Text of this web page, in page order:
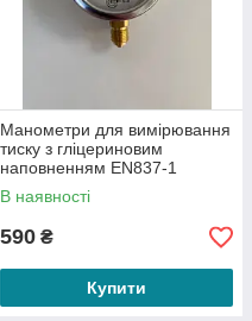
дилером
та постачає
європейським
Манометри для вимірювання
тиску з гліцериновим
наповненням EN837-1
(діаметр 63мм, клас точності
1,6)
В наявності
590 ₴
Купити